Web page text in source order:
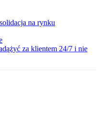
na rynku
za klientem 24/7 i nie